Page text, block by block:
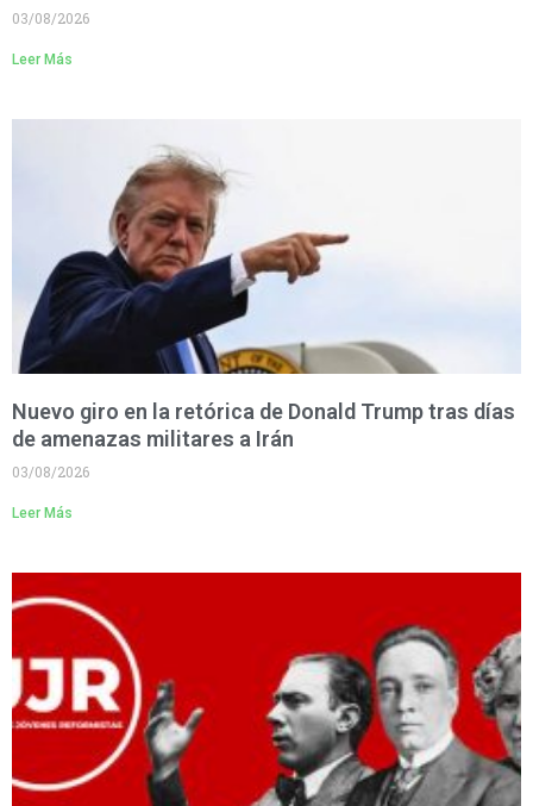
03/08/2026
Leer Más
Nuevo giro en la retórica de Donald Trump tras días
de amenazas militares a Irán
03/08/2026
Leer Más